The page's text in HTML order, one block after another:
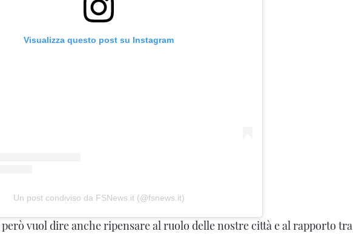
Visualizza questo post su Instagram
Un post condiviso da FSNews.it (@fsnews.it)
però vuol dire anche ripensare al ruolo delle nostre città e al rapporto tra